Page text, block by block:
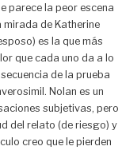
parece la peor escena
de Katherine
es la que más
que cada uno da a lo
de la prueba
Nolan es un
subjetivas, pero
del relato (de riesgo) y
creo que le pierden